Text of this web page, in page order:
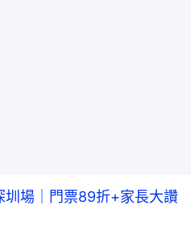
場｜門票89折+家長大讚